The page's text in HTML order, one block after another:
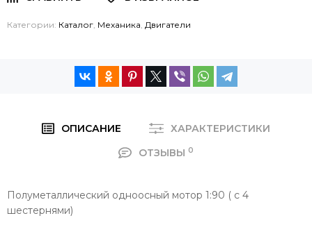
Категории: Каталог, Механика, Двигатели
ОПИСАНИЕ
ХАРАКТЕРИСТИКИ
ОТЗЫВЫ 0
Полуметаллический одноосный мотор 1:90 ( с 4
шестернями)